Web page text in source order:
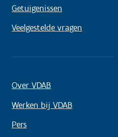
Getuigenissen
Veelgestelde vragen
Over VDAB
Werken bij VDAB
Pers